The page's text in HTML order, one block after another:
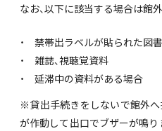
なお、以下に該当する場合は館
禁帯出ラベルが貼られた図
雑誌、視聴覚資料
延滞中の資料がある場合
※貸出手続きをしないで館外へ
が作動して出口でブザーが鳴